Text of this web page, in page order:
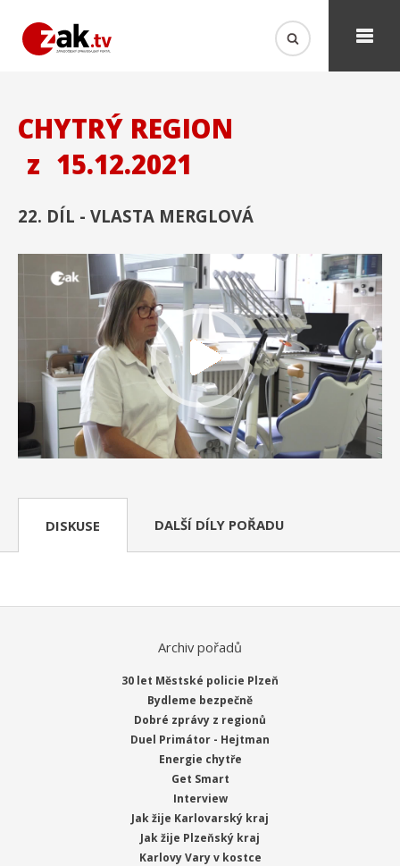
CHYTRÝ REGION
z 15.12.2021
22. DÍL - VLASTA MERGLOVÁ
DISKUSE DALŠÍ DÍLY POŘADU
Archiv pořadů
30 let Městské policie Plzeň
Bydleme bezpečně
Dobré zprávy z regionů
Duel Primátor - Hejtman
Energie chytře
Get Smart
Interview
Jak žije Karlovarský kraj
Jak žije Plzeňský kraj
Karlovy Vary v kostce